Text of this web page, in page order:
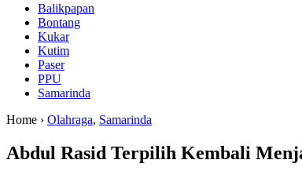
Balikpapan
Bontang
Kukar
Kutim
Paser
PPU
Samarinda
Home › Olahraga, Samarinda
Abdul Rasid Terpilih Kembali